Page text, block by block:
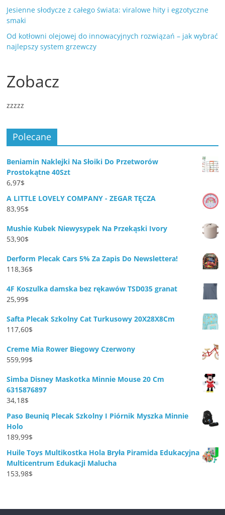
Jesienne słodycze z całego świata: viralowe hity i egzotyczne
smaki
Od kotłowni olejowej do innowacyjnych rozwiązań – jak wybrać
najlepszy system grzewczy
Zobacz
zzzzz
Polecane
Beniamin Naklejki Na Słoiki Do Przetworów
Prostokątne 40Szt
6,97$
A LITTLE LOVELY COMPANY - ZEGAR TĘCZA
83,95$
Mushie Kubek Niewysypek Na Przekąski Ivory
53,90$
Derform Plecak Cars 5% Za Zapis Do Newslettera!
118,36$
4F Koszulka damska bez rękawów TSD035 granat
25,99$
Safta Plecak Szkolny Cat Turkusowy 20X28X8Cm
117,60$
Creme Mia Rower Biegowy Czerwony
559,99$
Simba Disney Maskotka Minnie Mouse 20 Cm
6315876897
34,18$
Paso Beuniq Plecak Szkolny I Piórnik Myszka Minnie
Holo
189,99$
Huile Toys Multikostka Hola Bryła Piramida Edukacyjna
Multicentrum Edukacji Malucha
153,98$